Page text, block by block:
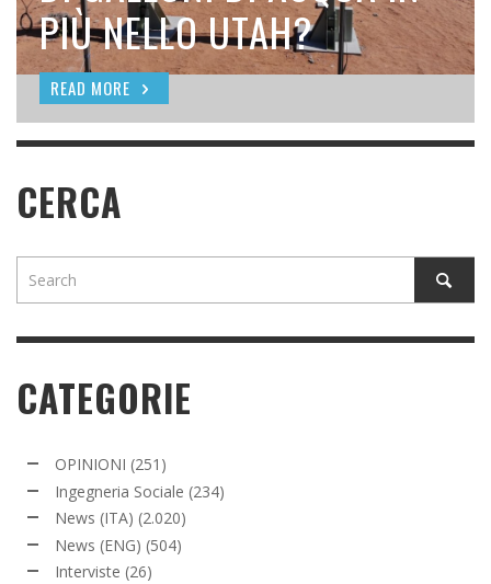
SEEDING
READ MORE
PIÙ NELLO UTAH?
READ MORE
READ MORE
CERCA
CATEGORIE
OPINIONI (251)
Ingegneria Sociale (234)
News (ITA) (2.020)
News (ENG) (504)
Interviste (26)